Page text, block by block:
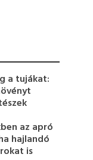
a tujákat:
az apró
hajlandó
is